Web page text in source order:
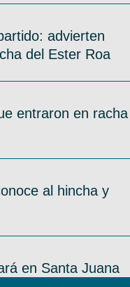
advierten
del Ester Roa
entraron en racha
al hincha y
en Santa Juana